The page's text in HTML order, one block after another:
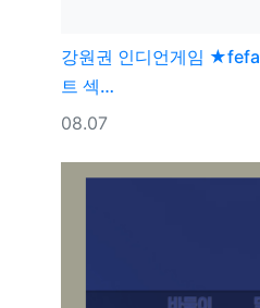
강원권 인디언게임
트 섹­…
등록일
08.07